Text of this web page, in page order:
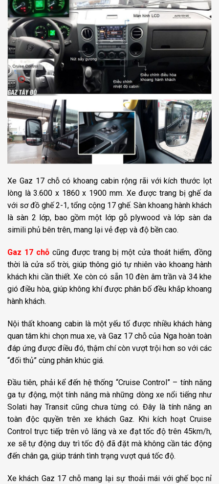
Xe Gaz 17 chỗ có khoang cabin rộng rãi với kích thước lọt
lòng là 3.600 x 1860 x 1900 mm. Xe được trang bị ghế da
với sơ đồ ghế 2-1, tổng cộng 17 ghế. Sàn khoang hành khách
là sàn 2 lớp, bao gồm một lớp gỗ plywood và lớp sàn da
simili phủ bên trên, mang lại vẻ đẹp và độ bền cao.
Gaz 17 chỗcũng được trang bị một cửa thoát hiểm, đồng
thời là cửa sổ trời, giúp thông gió tự nhiên vào khoang hành
khách khi cần thiết. Xe còn có sẵn 10 đèn âm trần và 34 khe
gió điều hòa, giúp không khí được phân bố đều khắp khoang
hành khách.
Nội thất khoang cabin là một yếu tố được nhiều khách hàng
quan tâm khi chọn mua xe, và Gaz 17 chỗ của Nga hoàn toàn
đáp ứng được điều đó, thậm chí còn vượt trội hơn so với các
“đối thủ” cùng phân khúc giá.
Đầu tiên, phải kể đến hệ thống “Cruise Control” – tính năng
ga tự động, một tính năng mà những dòng xe nổi tiếng như
Solati hay Transit cũng chưa từng có. Đây là tính năng an
toàn độc quyền trên xe khách Gaz. Khi kích hoạt Cruise
Control trực tiếp trên vô lăng và xe đạt tốc độ trên 45km/h,
xe sẽ tự động duy trì tốc độ đã đặt mà không cần tác động
đến chân ga, giúp tránh tình trạng vượt quá tốc độ.
Xe khách Gaz 17 chỗ mang lại sự thoải mái với ghế bọc nỉ